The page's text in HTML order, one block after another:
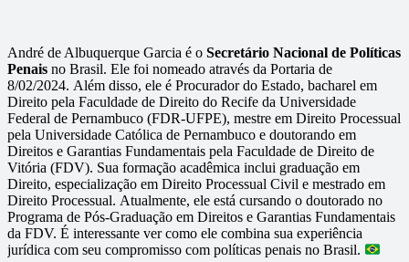
André de Albuquerque Garcia é o Secretário Nacional de Políticas
Penais no Brasil. Ele foi nomeado através da Portaria de
8/02/2024. Além disso, ele é Procurador do Estado, bacharel em
Direito pela Faculdade de Direito do Recife da Universidade
Federal de Pernambuco (FDR-UFPE), mestre em Direito Processual
pela Universidade Católica de Pernambuco e doutorando em
Direitos e Garantias Fundamentais pela Faculdade de Direito de
Vitória (FDV). Sua formação acadêmica inclui graduação em
Direito, especialização em Direito Processual Civil e mestrado em
Direito Processual. Atualmente, ele está cursando o doutorado no
Programa de Pós-Graduação em Direitos e Garantias Fundamentais
da FDV. É interessante ver como ele combina sua experiência
jurídica com seu compromisso com políticas penais no Brasil.